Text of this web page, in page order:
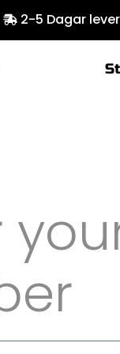
2-5 Dagar